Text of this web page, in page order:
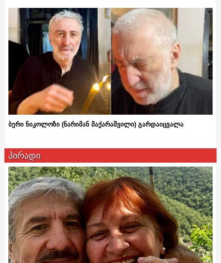
ბერი ნიკოლოზი (ნარიმან მაქარაშვილი) გარდაიცვალა
პირადი